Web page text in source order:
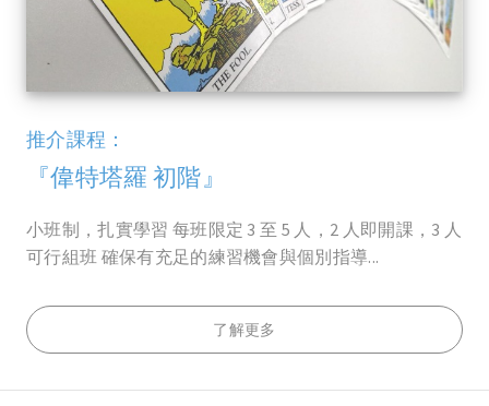
推介課程：
『偉特塔羅 初階』
小班制，扎實學習 每班限定 3 至 5 人，2 人即開課，3 人
可行組班 確保有充足的練習機會與個別指導...
了解更多